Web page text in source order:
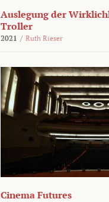
Auslegung der
Troller
2021 / Ruth Rieser
Cinema Futures